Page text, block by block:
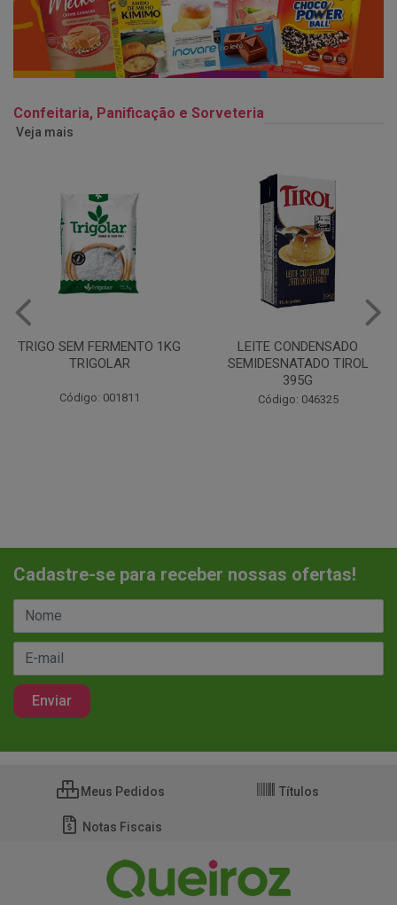
Confeitaria, Panificação e Sorveteria
Veja mais
LEITE CONDENSADO
SEMIDESNATADO TIROL
Código: 046325
CHANTILINHO EM PO 400G
MIX
Código: 037442
Cadastre-se para receber nossas ofertas!
Meus Pedidos Títulos
Notas Fiscais